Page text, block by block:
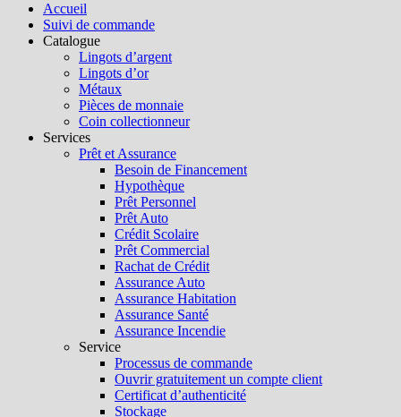
Accueil
Suivi de commande
Catalogue
Lingots d’argent
Lingots d’or
Métaux
Pièces de monnaie
Coin collectionneur
Services
Prêt et Assurance
Besoin de Financement
Hypothèque
Prêt Personnel
Prêt Auto
Crédit Scolaire
Prêt Commercial
Rachat de Crédit
Assurance Auto
Assurance Habitation
Assurance Santé
Assurance Incendie
Service
Processus de commande
Ouvrir gratuitement un compte client
Certificat d’authenticité
Stockage